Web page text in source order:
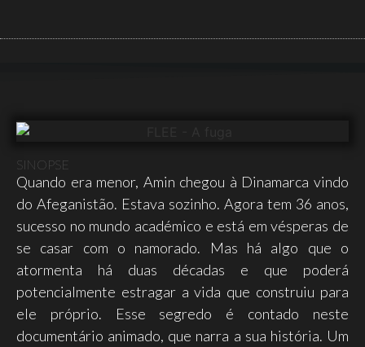
SINOPSE
Quando era menor, Amin chegou à Dinamarca vindo
do Afeganistão. Estava sozinho. Agora tem 36 anos,
sucesso no mundo académico e está em vésperas de
se casar com o namorado. Mas há algo que o
atormenta há duas décadas e que poderá
potencialmente estragar a vida que construiu para
ele próprio. Esse segredo é contado neste
documentário animado, que narra a sua história. Um